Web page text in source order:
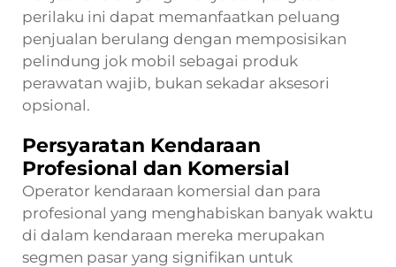
perilaku ini dapat memanfaatkan peluang
penjualan berulang dengan memposisikan
pelindung jok mobil sebagai produk
perawatan wajib, bukan sekadar aksesori
opsional.
Persyaratan Kendaraan
Profesional dan Komersial
Operator kendaraan komersial dan para
profesional yang menghabiskan banyak waktu
di dalam kendaraan mereka merupakan
segmen pasar yang signifikan untuk